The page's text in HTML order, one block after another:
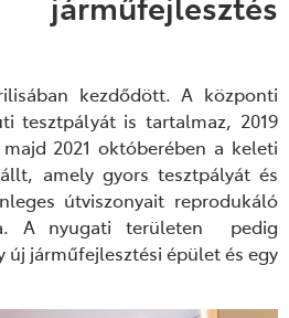
kezdődött. A központi
tesztpályát is tartalmaz, 2019
2021 októberében a keleti
amely gyors tesztpályát és
útviszonyait reprodukáló
A nyugati területen pedig
új járműfejlesztési épület és egy